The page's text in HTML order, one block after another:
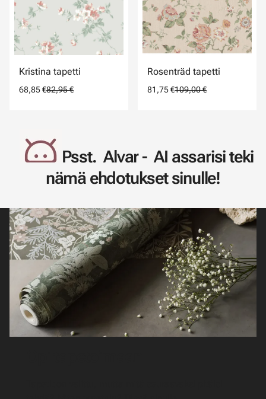
Kristina tapetti
68,85 €82,95 €
Rosenträd tapetti
81,75 €109,00 €
Psst. Alvar - AI assarisi teki
nämä ehdotukset sinulle!